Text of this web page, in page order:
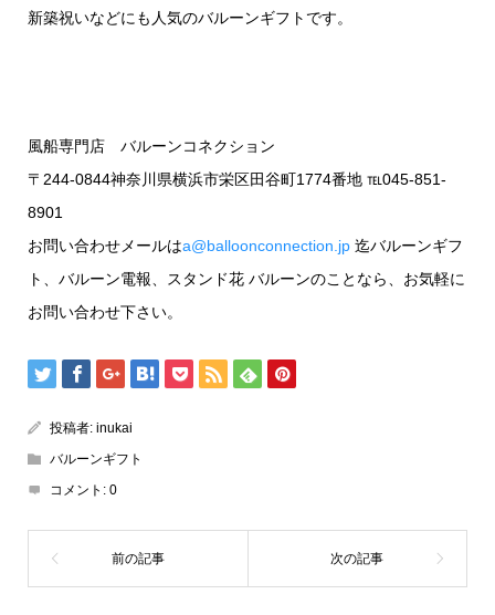
新築祝いなどにも人気のバルーンギフトです。
風船専門店 バルーンコネクション
〒244-0844神奈川県横浜市栄区田谷町1774番地 ℡045-851-
8901
お問い合わせメールはa@balloonconnection.jp迄バルーンギフ
ト、バルーン電報、スタンド花 バルーンのことなら、お気軽に
お問い合わせ下さい。
投稿者: inukai
バルーンギフト
コメント: 0